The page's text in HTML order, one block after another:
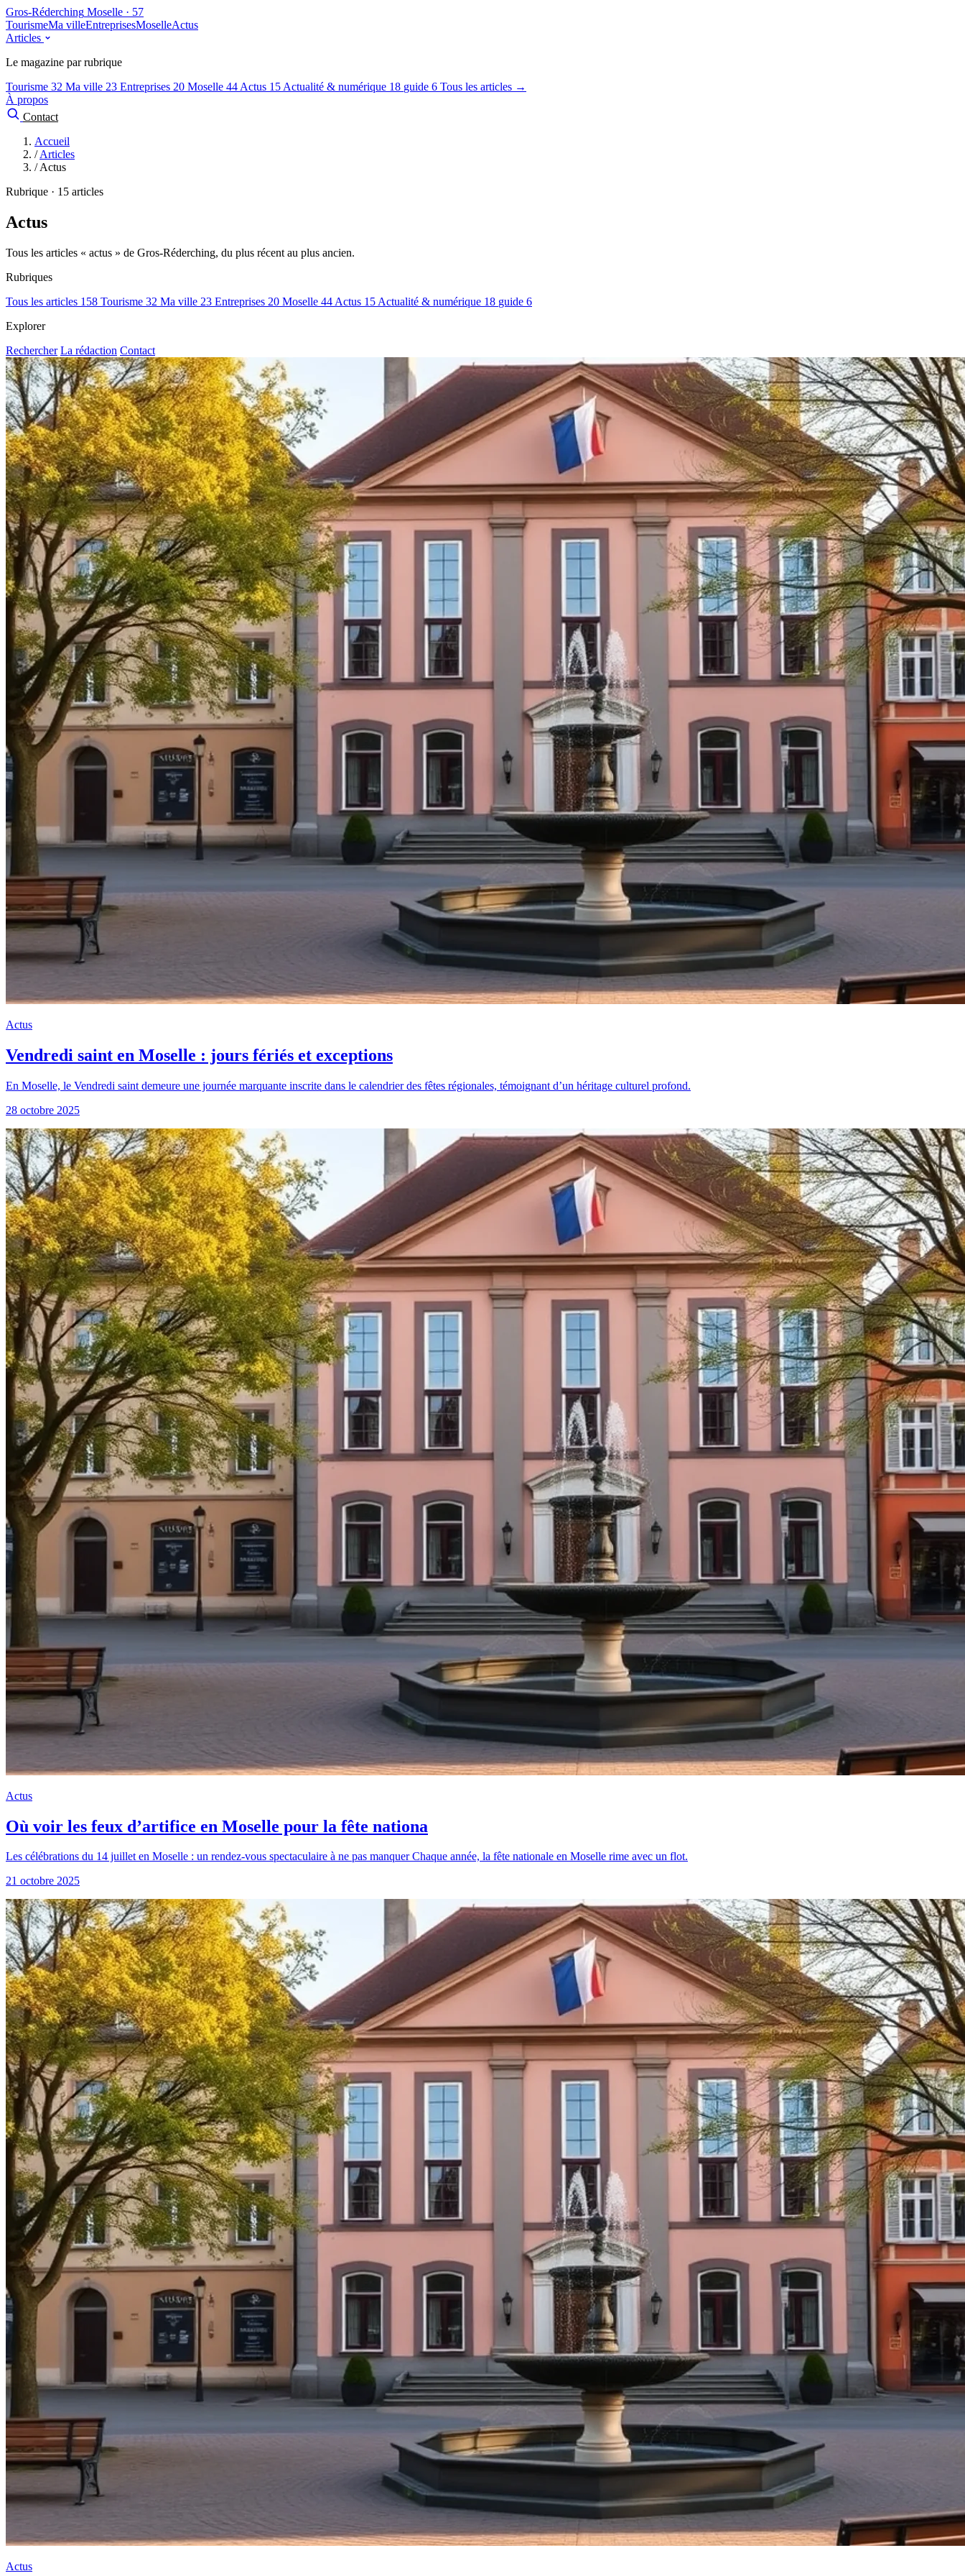
Gros-Réderching Moselle · 57
TourismeMa villeEntreprisesMoselleActus
Articles
Le magazine par rubrique
Tourisme 32 Ma ville 23 Entreprises 20 Moselle 44 Actus 15 Actualité & numérique 18 guide 6 Tous les articles →
À propos
Contact
Accueil
/ Articles
/ Actus
Rubrique · 15 articles
Actus
Tous les articles « actus » de Gros-Réderching, du plus récent au plus ancien.
Rubriques
Tous les articles 158 Tourisme 32 Ma ville 23 Entreprises 20 Moselle 44 Actus 15 Actualité & numérique 18 guide 6
Explorer
Rechercher La rédaction Contact
Actus
Vendredi saint en Moselle : jours fériés et exceptions
En Moselle, le Vendredi saint demeure une journée marquante inscrite dans le calendrier des fêtes régionales, témoignant d’un héritage culturel profond.
28 octobre 2025
Actus
Où voir les feux d’artifice en Moselle pour la fête nationa
Les célébrations du 14 juillet en Moselle : un rendez-vous spectaculaire à ne pas manquer Chaque année, la fête nationale en Moselle rime avec un flot.
21 octobre 2025
Actus